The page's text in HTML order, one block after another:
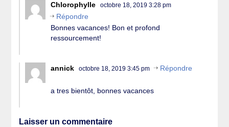
Chlorophylle octobre 18, 2019 3:28 pm
Répondre
Bonnes vacances! Bon et profond
ressourcement!
annick octobre 18, 2019 3:45 pm Répondre
a tres bientôt, bonnes vacances
Laisser un commentaire